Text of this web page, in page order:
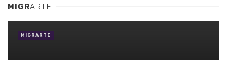
MIGRARTE
MIGRARTE